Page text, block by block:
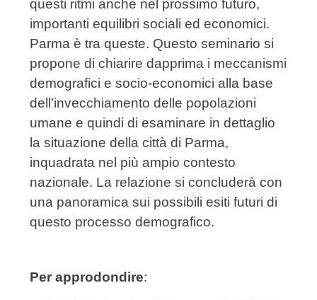
questi ritmi anche nel prossimo futuro,
importanti equilibri sociali ed economici.
Parma è tra queste. Questo seminario si
propone di chiarire dapprima i meccanismi
demografici e socio-economici alla base
dell’invecchiamento delle popolazioni
umane e quindi di esaminare in dettaglio
la situazione della città di Parma,
inquadrata nel più ampio contesto
nazionale. La relazione si concluderà con
una panoramica sui possibili esiti futuri di
questo processo demografico.
Per approdondire: